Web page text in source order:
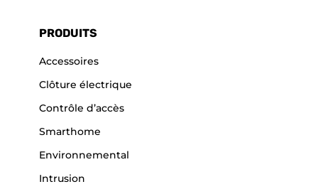
PRODUITS
Accessoires
Clôture électrique
Contrôle d’accès
Smarthome
Environnemental
Intrusion